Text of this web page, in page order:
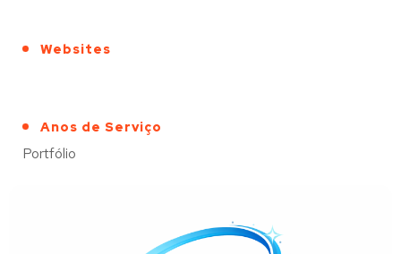
Websites
Anos de Serviço
Portfólio